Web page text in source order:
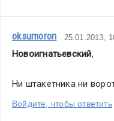
oksumoron 25.01.2013,
Новоигнатьевский,
Ни штакетника ни
Войдите, чтобы ответить